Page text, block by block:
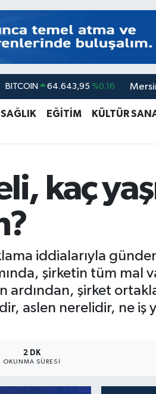
DOLAR 47,6704 %0
EURO 55,0406 %-0.08
BİST100
BITCOIN 64.643,95 %0.16
SAĞLIK EĞİTİM KÜLTÜR
kaç
iddialarıyla
şirketin tüm mal
şirket
aslen nerelidir, ne iş
2 DK
OKUNMA SÜRESI